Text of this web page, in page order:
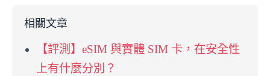
相關文章
【評測】eSIM 與實體 SIM 卡，在安全性
上有什麼分別？